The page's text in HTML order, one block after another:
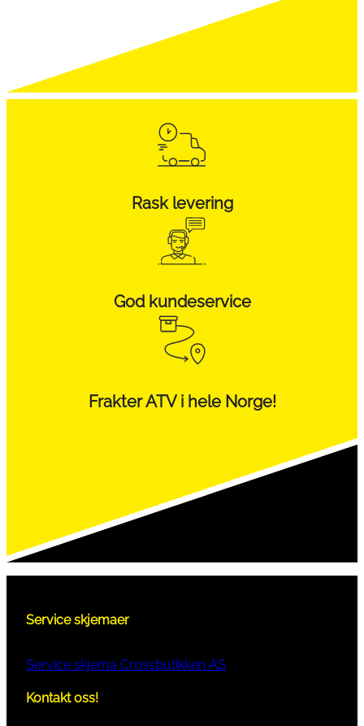
Rask levering
God kundeservice
Frakter ATV i hele Norge!
Service skjemaer
Service skjema Crossbutikken AS
Kontakt oss!